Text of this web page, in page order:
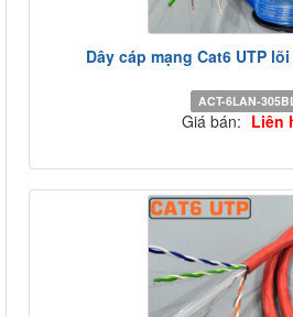
Dây cáp mạng Cat6 UTP
ACT-6LAN-
Giá bán: Liên